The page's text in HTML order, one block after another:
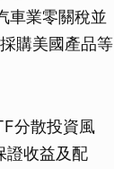
車業零關稅並
購美國產品等
分散投資風
證收益及配